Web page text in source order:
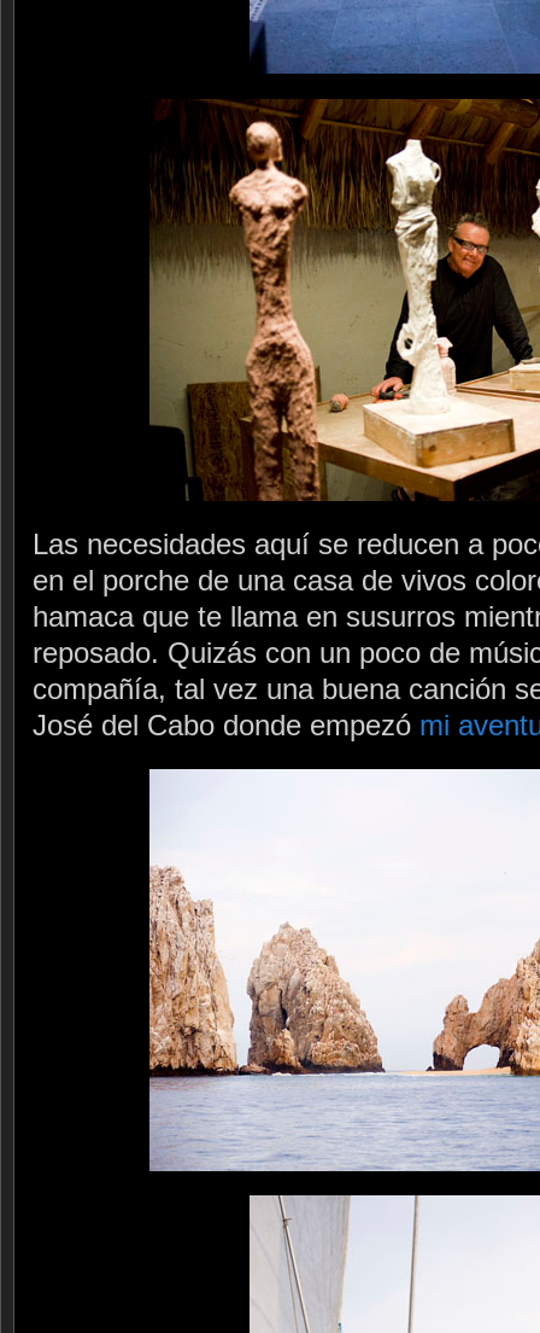
Las necesidades aquí se reducen a
en el porche de una casa de vivos
hamaca que te llama en susurros
reposado. Quizás con un poco de
compañía, tal vez una buena canción
José del Cabo donde empezó mi